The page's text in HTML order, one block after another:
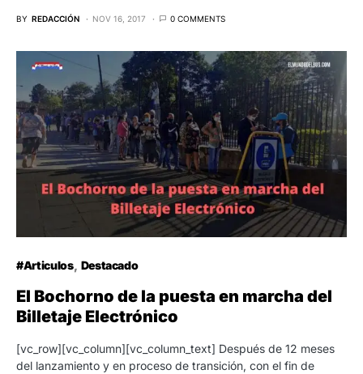
BY REDACCIÓN NOV 16, 2017 0 COMMENTS
#Articulos Destacado
El Bochorno de la puesta en marcha del
Billetaje Electrónico
[vc_row][vc_column][vc_column_text] Después de 12 meses
del lanzamiento y en proceso de transición, con el fin de